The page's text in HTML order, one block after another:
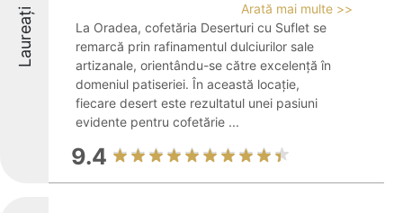
Laureați
Arată mai multe >>
La Oradea, cofetăria Deserturi cu Suflet se
remarcă prin rafinamentul dulciurilor sale
artizanale, orientându-se către excelență în
domeniul patiseriei. În această locație,
fiecare desert este rezultatul unei pasiuni
evidente pentru cofetărie ...
9.4